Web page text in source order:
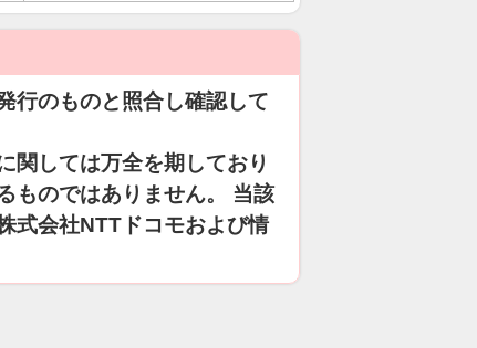
行のものと照合し確認して
関しては万全を期しており
ものではありません。 当該
式会社NTTドコモおよび情